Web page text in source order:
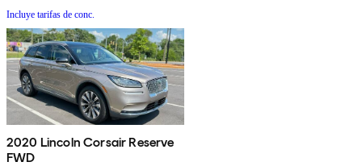
Incluye tarifas de conc.
2020 Lincoln Corsair Reserve
FWD